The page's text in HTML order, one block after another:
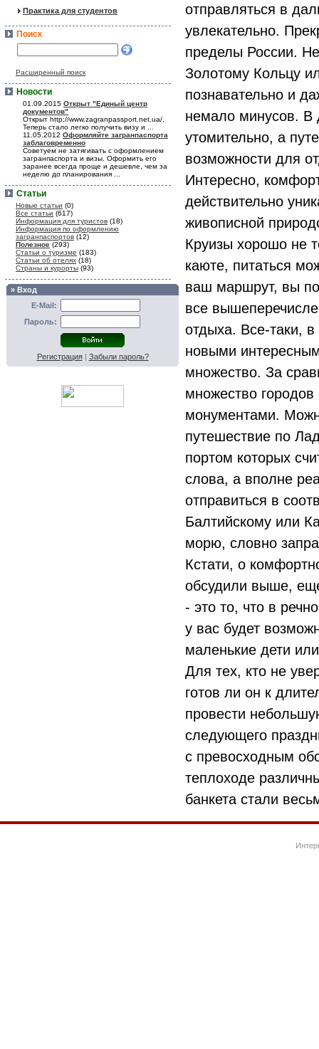
Практика для студентов
Поиск
Расширенный поиск
Новости
01.09.2015 Открыт "Единый центр
документов"
Открыт http://www.zagranpassport.net.ua/,
Теперь стало легко получить визу и ...
11.05.2012 Оформляйте загранпаспорта
заблаговременно
Советуем не затягивать с оформлением
загранпаспорта и визы. Оформить его
заранее всегда проще и дешевле, чем за
неделю до планирования ...
Статьи
Новые статьи (0)
Все статьи (617)
Информация для туристов (18)
Информация по оформлению
загранпаспортов (12)
Полезное (293)
Статьи о туризме (183)
Статьи об отелях (18)
Страны и курорты (93)
» Вход
E-Mail:
Пароль:
Регистрация| Забыли пароль?
отправляться в
увлекательно.
пределы России.
Золотому Кольцу
познавательно и
немало минусов. В
утомительно, а
возможности для
Интересно,
действительно
живописной
Круизы хорошо не
каюте, питаться
ваш маршрут, вы
все
отдыха. Все-таки,
новыми
множество. За
множество
монументами.
путешествие по
портом которых
слова, а вполне
отправиться в
Балтийскому или
морю, словно
Кстати, о
обсудили выше,
- это то, что в
у вас будет
маленькие дети
Для тех, кто не
готов ли он к
провести
следующего
с превосходным
теплоходе
банкета стали